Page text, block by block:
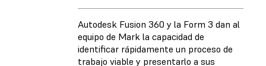
Autodesk Fusion 360 y la Form 3 dan al
equipo de Mark la capacidad de
identificar rápidamente un proceso de
trabajo viable y presentarlo a sus